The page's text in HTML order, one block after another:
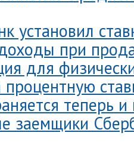
установил
при
для
теперь
заемщики